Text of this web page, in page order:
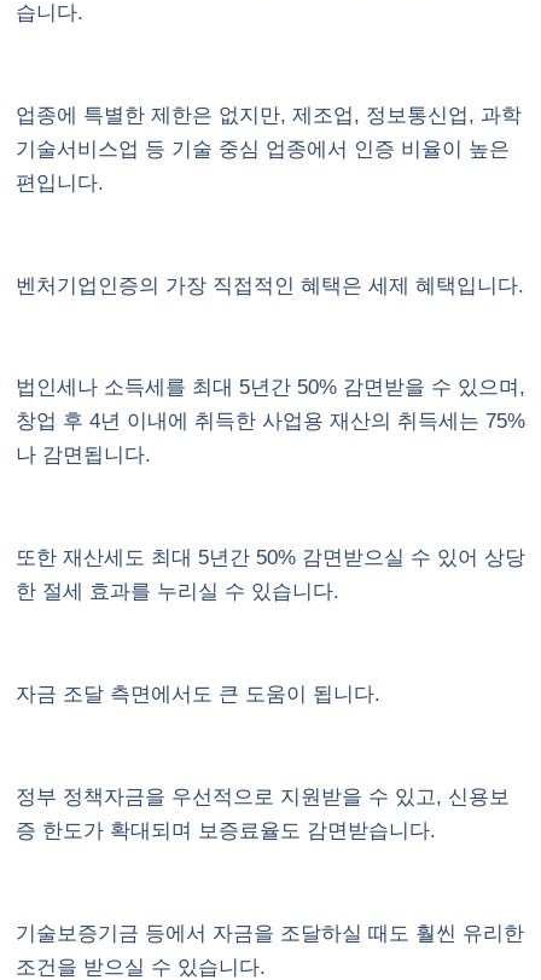
습니다.
업종에 특별한 제한은 없지만, 제조업, 정보통신업, 과학
기술서비스업 등 기술 중심 업종에서 인증 비율이 높은
편입니다.
벤처기업인증의 가장 직접적인 혜택은 세제 혜택입니다.
법인세나 소득세를 최대 5년간 50% 감면받을 수 있으며,
창업 후 4년 이내에 취득한 사업용 재산의 취득세는 75%
나 감면됩니다.
또한 재산세도 최대 5년간 50% 감면받으실 수 있어 상당
한 절세 효과를 누리실 수 있습니다.
자금 조달 측면에서도 큰 도움이 됩니다.
정부 정책자금을 우선적으로 지원받을 수 있고, 신용보
증 한도가 확대되며 보증료율도 감면받습니다.
기술보증기금 등에서 자금을 조달하실 때도 훨씬 유리한
조건을 받으실 수 있습니다.